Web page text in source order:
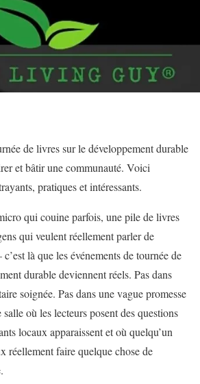
de livres sur le développement durable
et bâtir une communauté. Voici
pratiques et intéressants.
qui couine parfois, une pile de livres
qui veulent réellement parler de
là que les événements de tournée de
durable deviennent réels. Pas dans
soignée. Pas dans une vague promesse
où les lecteurs posent des questions
locaux apparaissent et où quelqu’un
réellement faire quelque chose de